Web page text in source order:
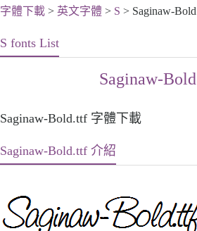
字體下載 > 英文字體 > S > Saginaw-
S fonts List
Saginaw-
Saginaw-Bold.ttf 字體下載
Saginaw-Bold.ttf 介紹